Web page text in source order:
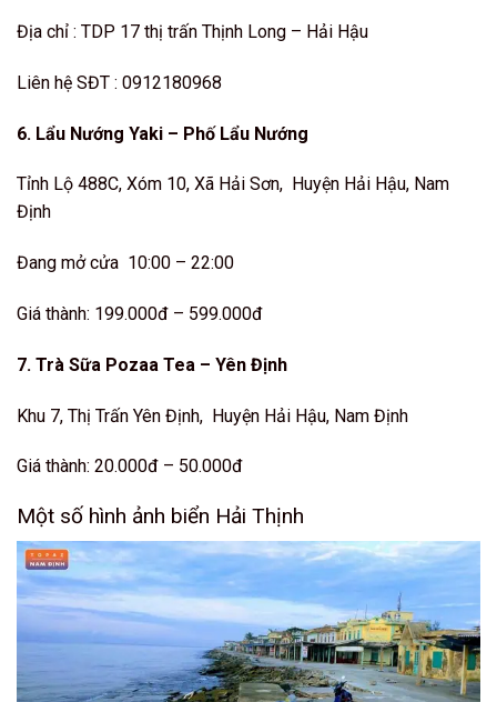
Địa chỉ : TDP 17 thị trấn Thịnh Long – Hải Hậu
Liên hệ SĐT : 0912180968
6. Lẩu Nướng Yaki – Phố Lẩu Nướng
Tỉnh Lộ 488C, Xóm 10, Xã Hải Sơn, Huyện Hải Hậu, Nam
Định
Đang mở cửa 10:00 – 22:00
Giá thành: 199.000đ – 599.000đ
7. Trà Sữa Pozaa Tea – Yên Định
Khu 7, Thị Trấn Yên Định, Huyện Hải Hậu, Nam Định
Giá thành: 20.000đ – 50.000đ
Một số hình ảnh biển Hải Thịnh